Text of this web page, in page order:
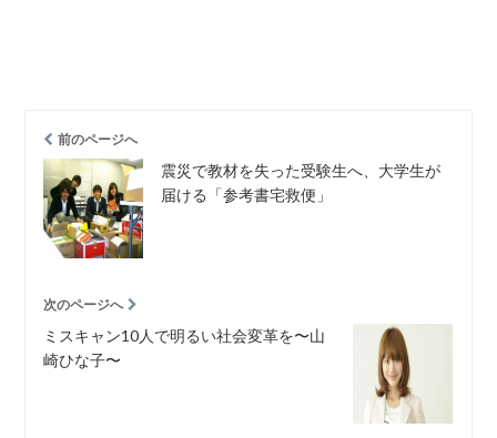
前のページへ
震災で教材を失った受験生へ、大学生が
届ける「参考書宅救便」
次のページへ
ミスキャン10人で明るい社会変革を〜山
崎ひな子〜